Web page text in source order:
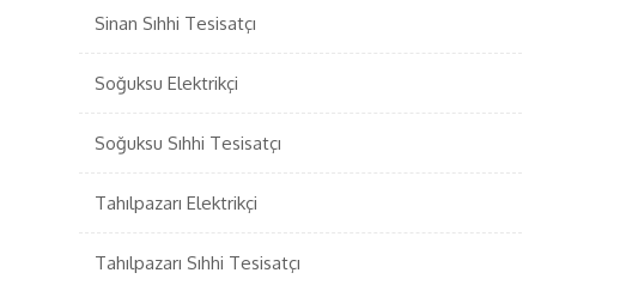
Sinan Sıhhi Tesisatçı
Soğuksu Elektrikçi
Soğuksu Sıhhi Tesisatçı
Tahılpazarı Elektrikçi
Tahılpazarı Sıhhi Tesisatçı